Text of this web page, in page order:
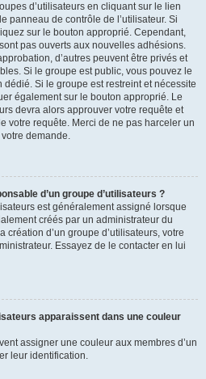
d’utilisateurs en cliquant sur le lien
panneau de contrôle de l’utilisateur. Si
sur le bouton approprié. Cependant,
pas ouverts aux nouvelles adhésions.
d’autres peuvent être privés et
Si le groupe est public, vous pouvez le
Si le groupe est restreint et nécessite
également sur le bouton approprié. Le
devra alors approuver votre requête et
votre requête. Merci de ne pas harceler un
demande.
d’un groupe d’utilisateurs ?
est généralement assigné lorsque
créés par un administrateur du
création d’un groupe d’utilisateurs, votre
Essayez de le contacter en lui
apparaissent dans une couleur
assigner une couleur aux membres d’un
leur identification.